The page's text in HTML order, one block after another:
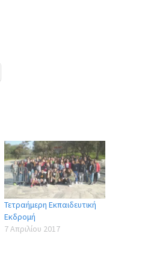
Τετραήμερη Εκπαιδευτική
Εκδρομή
7 Απριλίου 2017